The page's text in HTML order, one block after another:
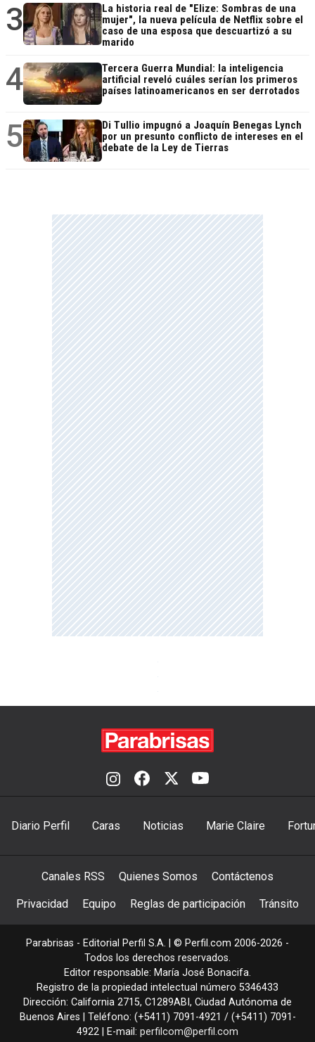
3
La historia real de "Elize: Sombras de una
mujer", la nueva película de Netflix sobre el
caso de una esposa que descuartizó a su
marido
4
Tercera Guerra Mundial: la inteligencia
artificial reveló cuáles serían los primeros
países latinoamericanos en ser derrotados
5
Di Tullio impugnó a Joaquín Benegas Lynch
por un presunto conflicto de intereses en el
debate de la Ley de Tierras
Diario Perfil Caras Noticias Marie Claire
Canales RSS Quienes Somos Contáctenos
Privacidad Equipo Reglas de participación Tránsito
Parabrisas - Editorial Perfil S.A. | © Perfil.com 2006-2026 -
Todos los derechos reservados.
Editor responsable: María José Bonacifa.
Registro de la propiedad intelectual número 5346433
Dirección: California 2715, C1289ABI , Ciudad Autónoma de
Buenos Aires | Teléfono: (+5411) 7091-4921 / (+5411) 7091-
4922 | E-mail: perfilcom@perfil.com